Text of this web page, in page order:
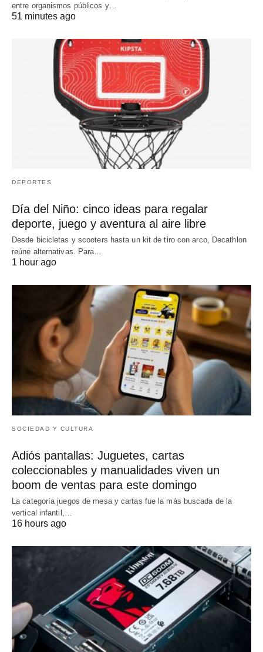
entre organismos públicos y…
51 minutes ago
DEPORTES
Día del Niño: cinco ideas para regalar
deporte, juego y aventura al aire libre
Desde bicicletas y scooters hasta un kit de tiro con arco, Decathlon
reúne alternativas. Para…
1 hour ago
SOCIEDAD Y CULTURA
Adiós pantallas: Juguetes, cartas
coleccionables y manualidades viven un
boom de ventas para este domingo
La categoría juegos de mesa y cartas fue la más buscada de la
vertical infantil,…
16 hours ago